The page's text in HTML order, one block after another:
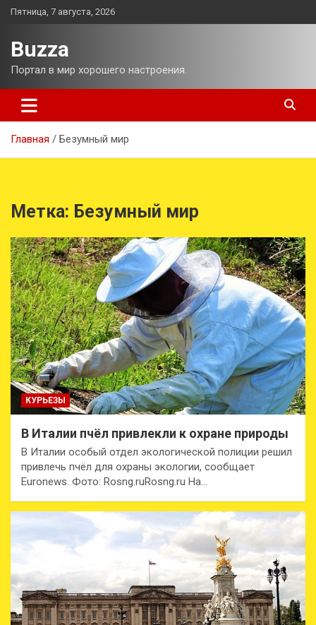
Перейти
Пятница, 7 августа, 2026
Buzza
Портал в мир хорошего настроения.
Главная Безумный мир
Метка: Безумный мир
КУРЬЕЗЫ
В Италии пчёл привлекли к охране природы
В Италии особый отдел экологической полиции решил
привлечь пчёл для охраны экологии, сообщает
Euronews. Фото: Rosng.ruRosng.ru На…